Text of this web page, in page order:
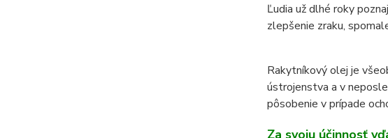
Ľudia už dlhé roky
zlepšenie zraku,
Rakytníkový olej je
ústrojenstva a v
pôsobenie v prípade
Za svoju účinnosť